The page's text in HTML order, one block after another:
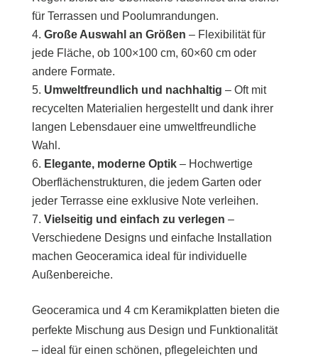
für Terrassen und Poolumrandungen.
Große Auswahl an Größen – Flexibilität für
jede Fläche, ob 100×100 cm, 60×60 cm oder
andere Formate.
Umweltfreundlich und nachhaltig – Oft mit
recycelten Materialien hergestellt und dank ihrer
langen Lebensdauer eine umweltfreundliche
Wahl.
Elegante, moderne Optik– Hochwertige
Oberflächenstrukturen, die jedem Garten oder
jeder Terrasse eine exklusive Note verleihen.
Vielseitig und einfach zu verlegen –
Verschiedene Designs und einfache Installation
machen Geoceramica ideal für individuelle
Außenbereiche.
Geoceramica und 4 cm Keramikplatten bieten die
perfekte Mischung aus Design und Funktionalität
– ideal für einen schönen, pflegeleichten und